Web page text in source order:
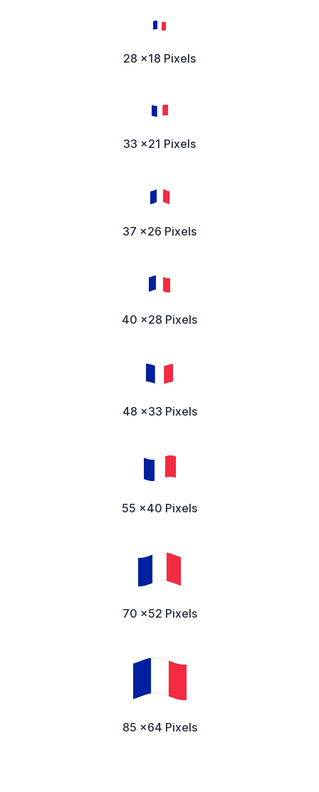
28 x18 Pixels
33 x21 Pixels
37 x26 Pixels
40 x28 Pixels
48 x33 Pixels
55 x40 Pixels
70 x52 Pixels
85 x64 Pixels